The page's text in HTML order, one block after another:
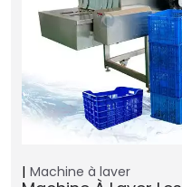
Machine à laver